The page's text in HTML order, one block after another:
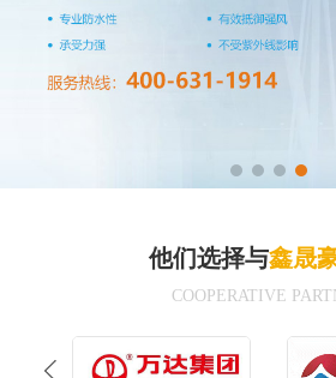
他们选择与鑫晟
COOPERATIVE